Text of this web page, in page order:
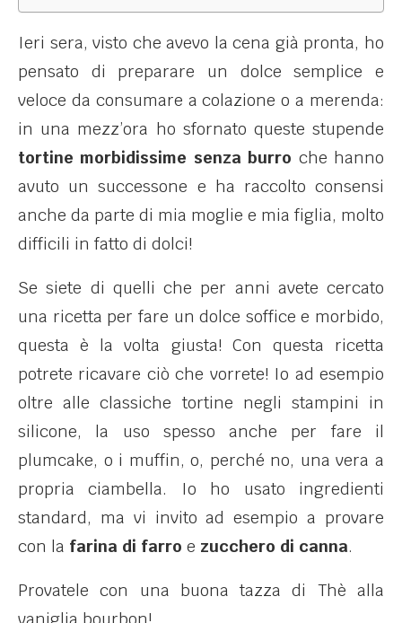
Ieri sera, visto che avevo la cena già pronta, ho
pensato di preparare un dolce semplice e
veloce da consumare a colazione o a merenda:
in una mezz’ora ho sfornato queste stupende
tortine morbidissime senza burro che hanno
avuto un successone e ha raccolto consensi
anche da parte di mia moglie e mia figlia, molto
difficili in fatto di dolci!
Se siete di quelli che per anni avete cercato
una ricetta per fare un dolce soffice e morbido,
questa è la volta giusta! Con questa ricetta
potrete ricavare ciò che vorrete! Io ad esempio
oltre alle classiche tortine negli stampini in
silicone, la uso spesso anche per fare il
plumcake, o i muffin, o, perché no, una vera a
propria ciambella. Io ho usato ingredienti
standard, ma vi invito ad esempio a provare
con la farina di farro e zucchero di canna.
Provatele con una buona tazza di Thè alla
vaniglia bourbon!